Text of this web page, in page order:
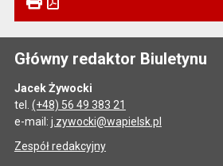
Główny redaktor Biuletynu
Jacek Żywocki
tel. (+48) 56 49 383 21
e-mail: j.zywocki@wapielsk.pl
Zespół redakcyjny